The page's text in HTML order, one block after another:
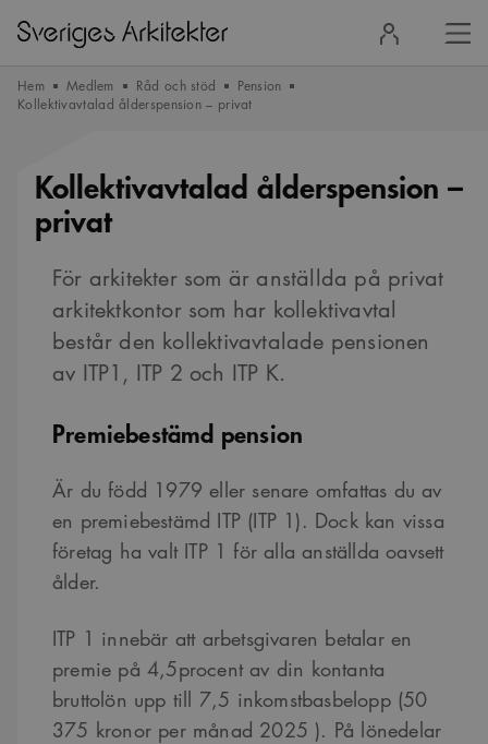
in
Hem Medlem Råd och stöd
Pension
Kollektivavtalad ålderspension – privat
Kollektivavtalad ålderspension –
privat
För arkitekter som är anställda på privat
arkitektkontor som har kollektivavtal
består den kollektivavtalade pensionen
av ITP1, ITP 2 och ITP K.
Premiebestämd pension
Är du född 1979 eller senare omfattas du av
en premiebestämd ITP (ITP 1). Dock kan vissa
företag ha valt ITP 1 för alla anställda oavsett
ålder.
ITP 1 innebär att arbetsgivaren betalar en
premie på 4,5procent av din kontanta
bruttolön upp till 7,5 inkomstbasbelopp (50
375 kronor per månad 2025 ). På lönedelar